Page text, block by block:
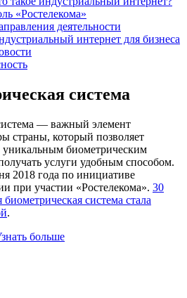
«Ростелекома»
деятельности
интернет для бизнеса
система
— важный элемент
страны, который позволяет
уникальным биометрическим
услуги удобным способом.
2018 года по инициативе
при участии «Ростелекома». 30
система стала
.
больше